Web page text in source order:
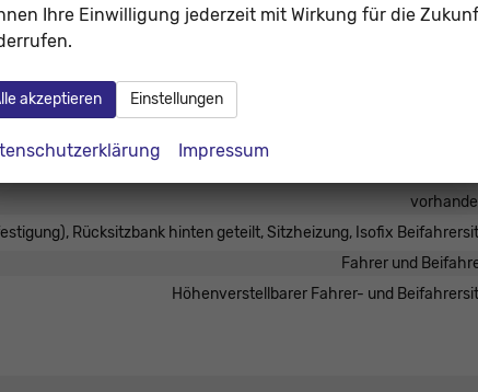
Mittelarmlehne,
Klimaautomatik, 2-Zonen-
Rücksitzbank hinten geteilt, Sitzheizung, Isofix
Fahrer und
Höhenverstellbarer Fahrer- und
Ihre Einwilligung jederzeit mit Wirkung für die
akzeptieren Einstellungen
Impressum